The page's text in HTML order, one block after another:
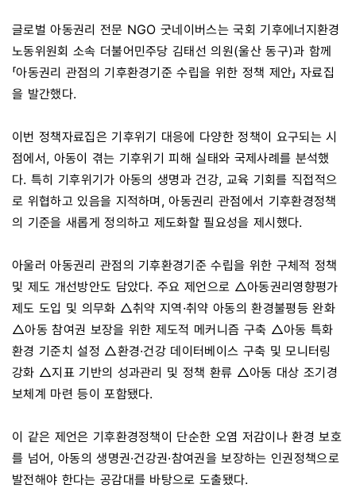
글로벌 아동권리 전문 NGO 굿네이버스는 국회 기후에너지환경
노동위원회 소속 더불어민주당 김태선 의원(울산 동구)과 함께
「아동권리 관점의 기후환경기준 수립을 위한 정책 제안」 자료집
을 발간했다.
이번 정책자료집은 기후위기 대응에 다양한 정책이 요구되는 시
점에서, 아동이 겪는 기후위기 피해 실태와 국제사례를 분석했
다. 특히 기후위기가 아동의 생명과 건강, 교육 기회를 직접적으
로 위협하고 있음을 지적하며, 아동권리 관점에서 기후환경정책
의 기준을 새롭게 정의하고 제도화할 필요성을 제시했다.
아울러 아동권리 관점의 기후환경기준 수립을 위한 구체적 정책
및 제도 개선방안도 담았다. 주요 제언으로 △아동권리영향평가
제도 도입 및 의무화 △취약 지역·취약 아동의 환경불평등 완화
△아동 참여권 보장을 위한 제도적 메커니즘 구축 △아동 특화
환경 기준치 설정 △환경·건강 데이터베이스 구축 및 모니터링
강화 △지표 기반의 성과관리 및 정책 환류 △아동 대상 조기경
보체계 마련 등이 포함됐다.
이 같은 제언은 기후환경정책이 단순한 오염 저감이나 환경 보호
를 넘어, 아동의 생명권·건강권·참여권을 보장하는 인권정책으로
발전해야 한다는 공감대를 바탕으로 도출됐다.